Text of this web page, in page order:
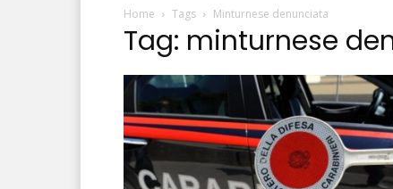
Home Tags Minturnese denunciata
Tag: minturnese